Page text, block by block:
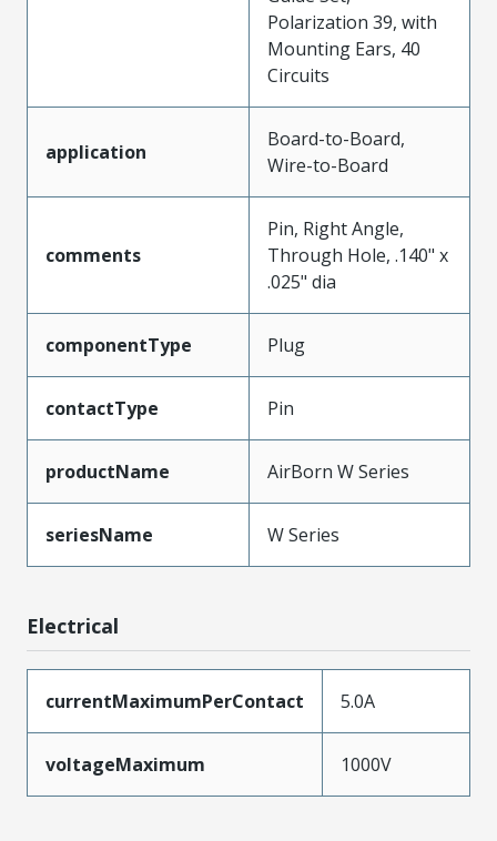
Polarization 39, with
Mounting Ears, 40
Circuits
application
Board-to-Board,
Wire-to-Board
comments
Pin, Right Angle,
Through Hole, .140" x
.025" dia
componentType Plug
contactType Pin
productName AirBorn W Series
seriesName W Series
Electrical
currentMaximumPerContact 5.0A
voltageMaximum 1000V